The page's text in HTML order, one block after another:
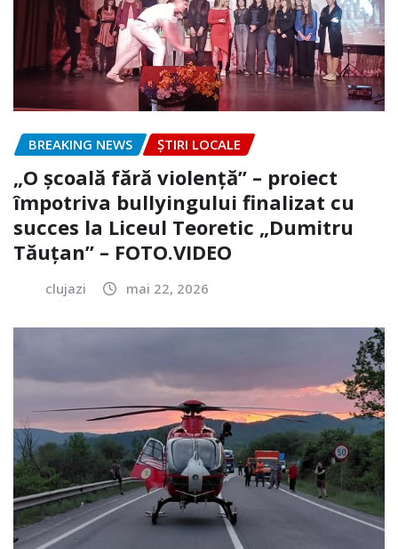
BREAKING NEWS ȘTIRI LOCALE
„O școală fără violență” – proiect
împotriva bullyingului finalizat cu
succes la Liceul Teoretic „Dumitru
Tăuțan” – FOTO.VIDEO
clujazi mai 22, 2026